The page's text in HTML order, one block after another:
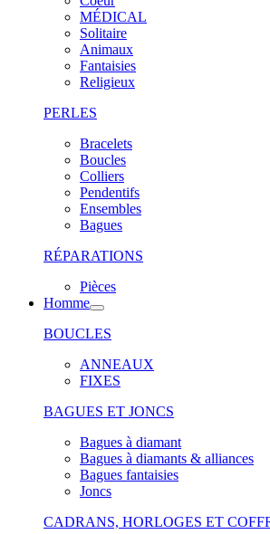
MÉDICAL
Solitaire
Animaux
Fantaisies
Religieux
PERLES
Bracelets
Boucles
Colliers
Pendentifs
Ensembles
Bagues
RÉPARATIONS
Pièces
Homme
BOUCLES
ANNEAUX
FIXES
BAGUES ET JONCS
Bagues à diamant
Bagues à diamants & alliances
Bagues fantaisies
Joncs
CADRANS, HORLOGES ET